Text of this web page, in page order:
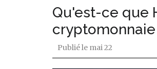
Qu'est-ce que
Publié le mai 22